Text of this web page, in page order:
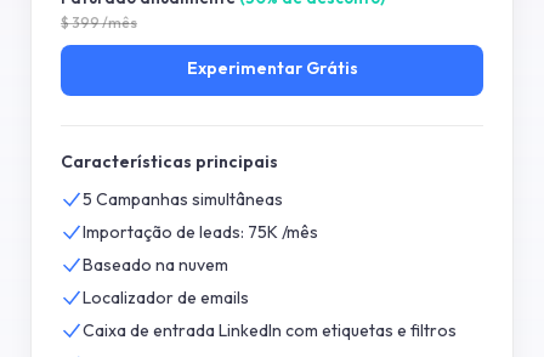
$399/mês
Experimentar Grátis
Características principais
5 Campanhas simultâneas
Importação de leads: 75K /mês
Baseado na nuvem
Localizador de emails
Caixa de entrada LinkedIn com etiquetas e filtros